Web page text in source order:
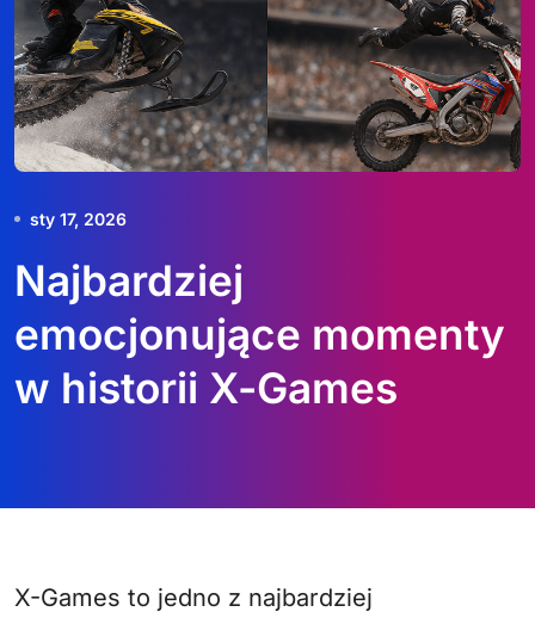
sty 17, 2026
Najbardziej
emocjonujące momenty
w historii X-Games
X-Games to jedno z najbardziej